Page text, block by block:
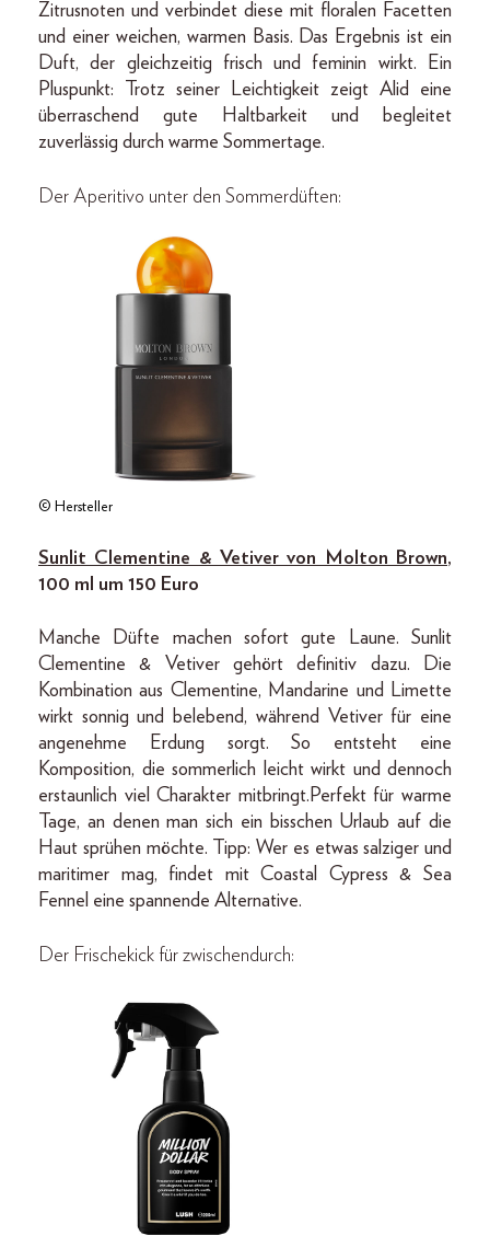
Zitrusnoten und verbindet diese mit floralen Facetten
und einer weichen, warmen Basis. Das Ergebnis ist ein
Duft, der gleichzeitig frisch und feminin wirkt. Ein
Pluspunkt: Trotz seiner Leichtigkeit zeigt Alid eine
überraschend gute Haltbarkeit und begleitet
zuverlässig durch warme Sommertage.
Der Aperitivo unter den Sommerdüften:
© Hersteller
Sunlit Clementine & Vetiver von Molton Brown,
100 ml um 150 Euro
Manche Düfte machen sofort gute Laune. Sunlit
Clementine & Vetiver gehört definitiv dazu. Die
Kombination aus Clementine, Mandarine und Limette
wirkt sonnig und belebend, während Vetiver für eine
angenehme Erdung sorgt. So entsteht eine
Komposition, die sommerlich leicht wirkt und dennoch
erstaunlich viel Charakter mitbringt.Perfekt für warme
Tage, an denen man sich ein bisschen Urlaub auf die
Haut sprühen möchte. Tipp: Wer es etwas salziger und
maritimer mag, findet mit Coastal Cypress & Sea
Fennel eine spannende Alternative.
Der Frischekick für zwischendurch: